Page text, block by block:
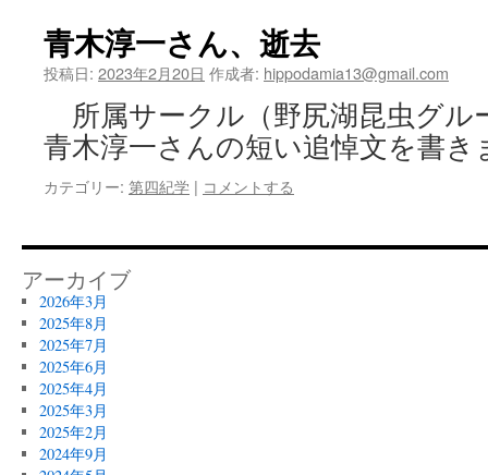
青木淳一さん、逝去
投稿日: 2023年2月20日 作成者: hippodamia13@gmail.com
所属サークル（野尻湖昆虫グル
青木淳一さんの短い追悼文を書
カテゴリー: 第四紀学 | コメントする
アーカイブ
2026年3月
2025年8月
2025年7月
2025年6月
2025年4月
2025年3月
2025年2月
2024年9月